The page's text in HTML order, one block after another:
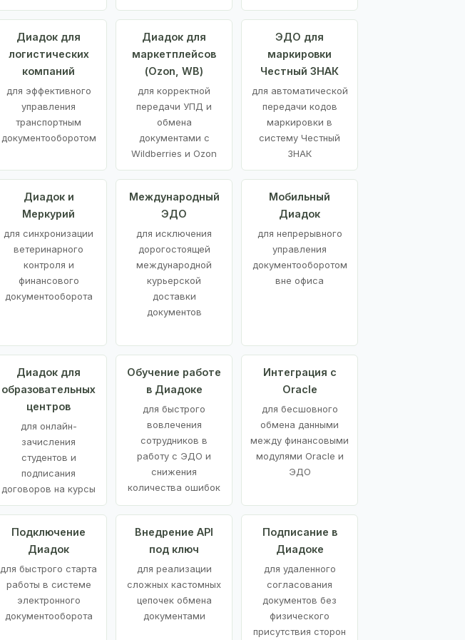
Диадок для
логистических
компаний
для эффективного
управления
транспортным
документооборотом
Диадок для
маркетплейсов
(Ozon, WB)
для корректной
передачи УПД и
обмена
документами с
Wildberries и Ozon
ЭДО для
маркировки
Честный ЗНАК
для автоматической
передачи кодов
маркировки в
систему Честный
ЗНАК
Диадок и
Меркурий
для синхронизации
ветеринарного
контроля и
финансового
документооборота
Международный
ЭДО
для исключения
дорогостоящей
международной
курьерской
доставки
документов
Мобильный
Диадок
для непрерывного
управления
документооборотом
вне офиса
Диадок для
образовательных
центров
для онлайн-
зачисления
студентов и
подписания
договоров на курсы
Обучение работе
в Диадоке
для быстрого
вовлечения
сотрудников в
работу с ЭДО и
снижения
количества ошибок
Интеграция с
Oracle
для бесшовного
обмена данными
между финансовыми
модулями Oracle и
ЭДО
Подключение
Диадок
для быстрого старта
работы в системе
электронного
документооборота
Внедрение API
под ключ
для реализации
сложных кастомных
цепочек обмена
документами
Подписание в
Диадоке
для удаленного
согласования
документов без
физического
присутствия сторон